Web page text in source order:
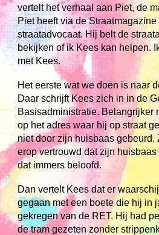
vertelt het verhaal aan Piet, de
Piet heeft via de
straatadvocaat. Hij belt de
bekijken of ik Kees kan helpen.
met Kees.
Het eerste wat we doen is naar
Daar schrijft Kees zich in in de
Basisadministratie. Belangrijker
op het adres waar hij op straat
niet door zijn huisbaas gebeurd.
erop vertrouwd dat zijn
dat immers beloofd.
Dan vertelt Kees dat er
gegaan met een boete die hij in
gekregen van de RET. Hij had
de tram gezeten zonder